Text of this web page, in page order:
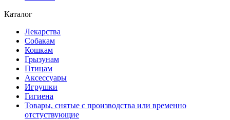
Каталог
Лекарства
Собакам
Кошкам
Грызунам
Птицам
Аксессуары
Игрушки
Гигиена
Товары, снятые с производства или временно
отстуствующие